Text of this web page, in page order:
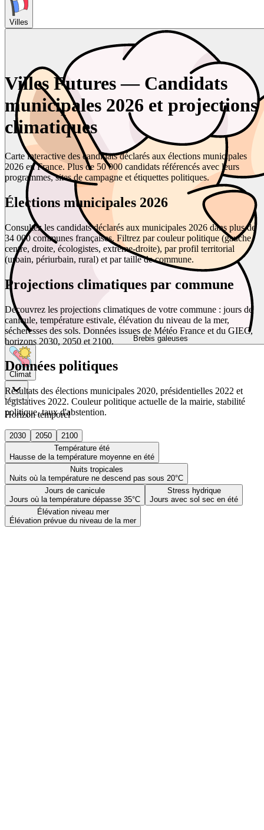
Villes
Brebis galeuses
Climat
Horizon temporel
2030 2050
2100
Température été
Hausse de la température moyenne en été
Nuits tropicales
Nuits où la température ne descend pas sous 20°C
Jours de canicule
Jours où la température dépasse 35°C
Stress hydrique
Jours avec sol sec en été
Élévation niveau mer
Élévation prévue du niveau de la mer
Villes Futures — Candidats
municipales 2026 et projections
climatiques
Carte interactive des candidats déclarés aux élections municipales
2026 en France. Plus de 50 000 candidats référencés avec leurs
programmes, sites de campagne et étiquettes politiques.
Élections municipales 2026
Consultez les candidats déclarés aux municipales 2026 dans plus de
34 000 communes françaises. Filtrez par couleur politique (gauche,
centre, droite, écologistes, extrême-droite), par profil territorial
(urbain, périurbain, rural) et par taille de commune.
Projections climatiques par commune
Découvrez les projections climatiques de votre commune : jours de
canicule, température estivale, élévation du niveau de la mer,
sécheresses des sols. Données issues de Météo France et du GIEC,
horizons 2030, 2050 et 2100.
Données politiques
Résultats des élections municipales 2020, présidentielles 2022 et
législatives 2022. Couleur politique actuelle de la mairie, stabilité
politique, taux d'abstention.